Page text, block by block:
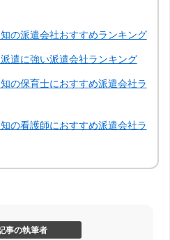
の派遣会社おすすめランキング
遣に強い派遣会社ランキング
の保育士におすすめ派遣会社ラ
の看護師におすすめ派遣会社ラ
事の執筆者